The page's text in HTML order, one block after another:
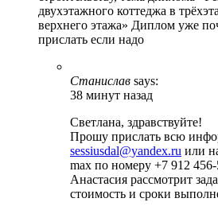
двухэтажного коттеджа в
верхнего этажа» Диплом уже
прислать если надо
Станислав says:
38 минут назад
Светлана, здравствуйте!
Прошу прислать всю
sessiusdal@yandex.ru или
max по номеру +7 912
Анастасия рассмотрит
стоимость и сроки